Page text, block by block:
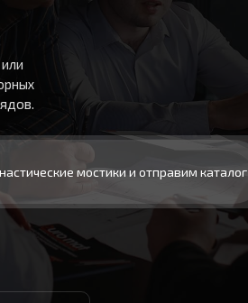
мостики и отправим каталог